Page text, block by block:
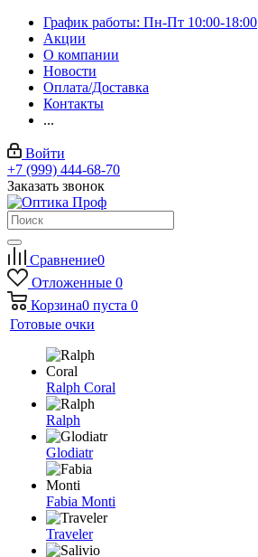
График работы: Пн-Пт 10:00-18:00
Акции
О компании
Новости
Оплата/Доставка
Контакты
...
Войти
+7 (999) 444-68-70
Заказать звонок
Сравнение0
Отложенные 0
Корзина0 пуста 0
Готовые очки
Ralph Coral
Ralph
Glodiatr
Fabia Monti
Traveler